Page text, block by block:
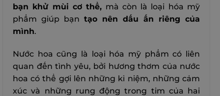
bạn khử mùi cơ thể, mà còn là loại hóa mỹ
phẩm giúp bạn tạo nên dấu ấn riêng của
mình.
Nước hoa cũng là loại hóa mỹ phẩm có liên
quan đến tình yêu, bởi hương thơm của nước
hoa có thể gợi lên những kỉ niệm, những cảm
xúc và những rung động trong tim của hai